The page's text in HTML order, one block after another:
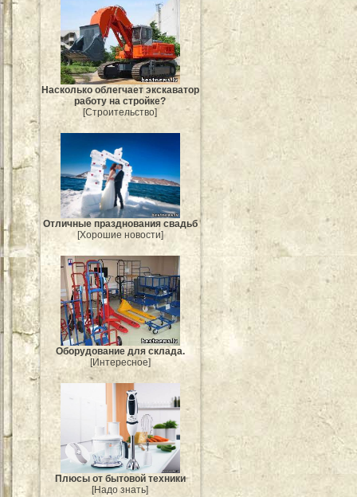
Насколько облегчает экскаватор
работу на стройке?
[Строительство]
Отличные празднования свадьб
[Хорошие новости]
Оборудование для склада.
[Интересное]
Плюсы от бытовой техники
[Надо знать]